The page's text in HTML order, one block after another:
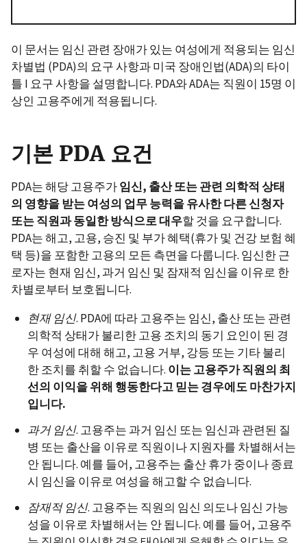
이 문서는 임신 관련 장애가 있는 여성에게 적용되는 임신
차별법 (PDA)의 요구 사항과 미국 장애인법(ADA)의 타이
틀 I 요구 사항을 설명합니다. PDA와 ADA는 직원이 15명 이
상인 고용주에게 적용됩니다.
기본 PDA 요건
PDA는 해당 고용주가임신, 출산또는관련 의학적 상태
의 영향을받는여성의 업무능력을유사한다른신청자
또는직원과동일한방식으로대우할 것을 요구합니다.
PDA는 해고, 고용, 승진 및 부가 혜택(휴가 및 건강 보험 혜
택 등)을 포함한 고용의 모든 측면을 다룹니다. 임신한 근
로자는 현재 임신, 과거 임신 및 잠재적 임신을 이유로 한
차별로부터 보호됩니다.
현재 임신. PDA에 따라 고용주는 임신, 출산 또는 관련
의학적 상태가 불리한 고용 조치의 동기 요인이 된 경
우 여성에 대해 해고, 고용 거부, 강등 또는 기타 불리
한 조치를 취할 수 없습니다. 이는고용주가직원의 최
선의 이익을위해 행동한다고믿는경우에도마찬가지
입니다.
과거 임신. 고용주는 과거 임신 또는 임신과 관련된 질
병 또는 출산을 이유로 직원이나 지원자를 차별해서는
안 됩니다. 예를 들어, 고용주는 출산 휴가 중이나 종료
시 임신을 이유로 여성을 해고할 수 없습니다.
잠재적 임신. 고용주는 직원의 임신 의도나 임신 가능
성을 이유로 차별해서는 안 됩니다. 예를 들어, 고용주